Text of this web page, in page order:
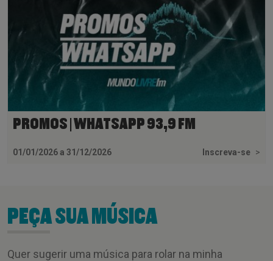
PROMOS | WHATSAPP 93,9 FM
01/01/2026 a 31/12/2026 Inscreva-se >
PEÇA SUA MÚSICA
Quer sugerir uma música para rolar na minha